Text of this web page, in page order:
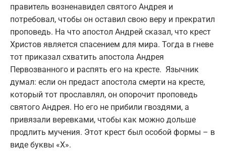
правитель возненавидел святого Андрея и
потребовал, чтобы он оставил свою веру и прекратил
проповедь. На что апостол Андрей сказал, что крест
Христов является спасением для мира. Тогда в гневе
тот приказал схватить апостола Андрея
Первозванного и распять его на кресте. Язычник
думал: если он предаст апостола смерти на кресте,
который тот прославлял, он опорочит проповедь
святого Андрея. Но его не прибили гвоздями, а
привязали веревками, чтобы как можно дольше
продлить мучения. Этот крест был особой формы – в
виде буквы «Х».